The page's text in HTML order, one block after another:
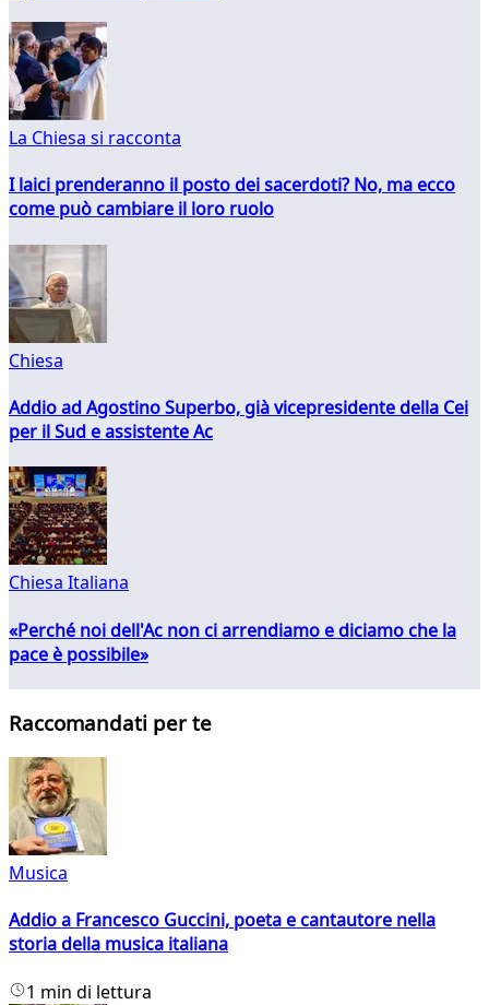
La Chiesa si racconta
I laici prenderanno il posto dei sacerdoti? No, ma ecco
come può cambiare il loro ruolo
Chiesa
Addio ad Agostino Superbo, già vicepresidente della Cei
per il Sud e assistente Ac
Chiesa Italiana
«Perché noi dell'Ac non ci arrendiamo e diciamo che la
pace è possibile»
Raccomandati per te
Musica
Addio a Francesco Guccini, poeta e cantautore nella
storia della musica italiana
1 min di lettura